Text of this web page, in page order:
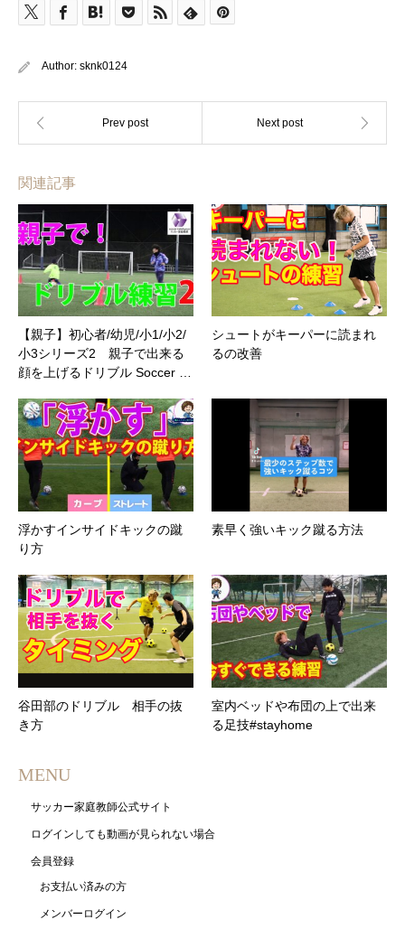
Author: sknk0124
関連記事
【親子】初心者/幼児/小1/小2/
小3シリーズ2 親子で出来る
顔を上げるドリブル Soccer …
シュートがキーパーに読まれ
るの改善
浮かすインサイドキックの蹴
り方
素早く強いキック蹴る方法
谷田部のドリブル 相手の抜
き方
室内ベッドや布団の上で出来
る足技#stayhome
MENU
サッカー家庭教師公式サイト
ログインしても動画が見られない場合
会員登録
お支払い済みの方
メンバーログイン